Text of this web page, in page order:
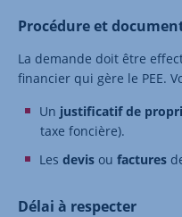
Procédure et
La demande doit être
financier qui gère le PEE.
Un justificatif de
taxe foncière).
Les devis ou factures
Délai à respecter